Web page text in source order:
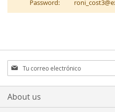
Password:
Sign
Up
for
Our
About us